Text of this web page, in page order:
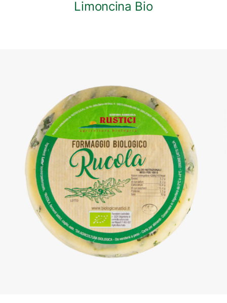
Limoncina Bio
DETTAGLI